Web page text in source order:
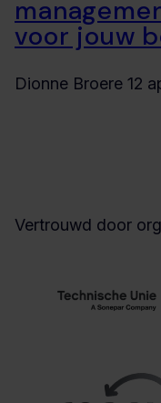
voor jouw
Dionne Broere 12
Vertrouwd door